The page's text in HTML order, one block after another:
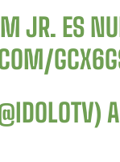
JR. ES